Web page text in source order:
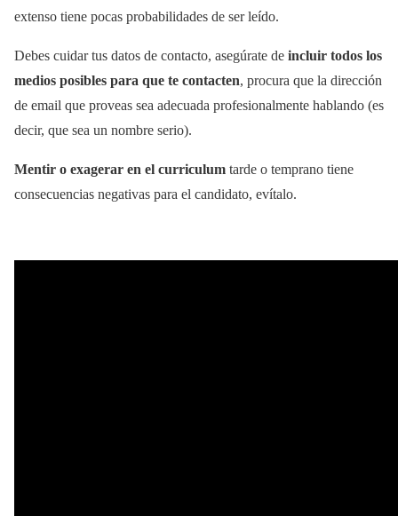
extenso tiene pocas probabilidades de ser leído.
Debes cuidar tus datos de contacto, asegúrate de incluir todos los
medios posibles para que te contacten, procura que la dirección
de email que proveas sea adecuada profesionalmente hablando (es
decir, que sea un nombre serio).
Mentir o exagerar en el curriculum tarde o temprano tiene
consecuencias negativas para el candidato, evítalo.